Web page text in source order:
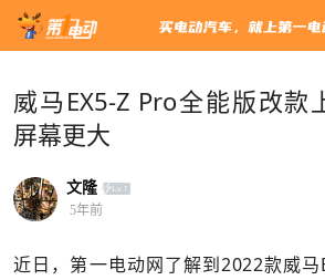
威马EX5-Z Pro全能版改款
屏幕更大
文隆
5年前
近日，第一电动网了解到2022款威